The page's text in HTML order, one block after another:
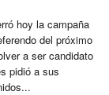
hoy la campaña
del próximo
a ser candidato
pidió a sus